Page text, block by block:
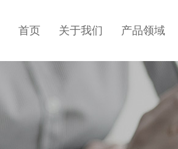
首页 关于我们 产品领域